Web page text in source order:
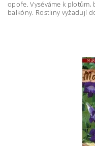
opoře. Vyséváme k
balkóny. Rostliny vyžadují